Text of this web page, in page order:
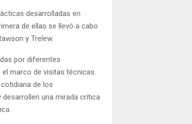
desarrolladas en
de ellas se llevó a cabo
y Trelew.
por diferentes
marco de visitas técnicas.
de los
una mirada crítica